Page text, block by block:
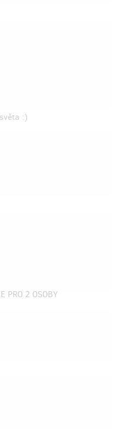
:)
PRO 2 OSOBY